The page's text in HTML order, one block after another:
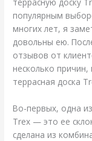
популярным
многих лет, я
довольны ею.
отзывов от
несколько
террасная доска
Во-первых, одна
Trex — это ее
сделана из